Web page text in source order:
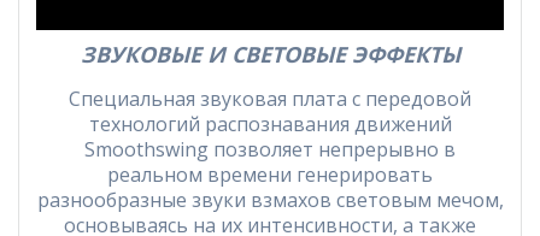
ЗВУКОВЫЕ И СВЕТОВЫЕ ЭФФЕКТЫ
Специальная звуковая плата с передовой
технологий распознавания движений
Smoothswing позволяет непрерывно в
реальном времени генерировать
разнообразные звуки взмахов световым мечом,
основываясь на их интенсивности, а также